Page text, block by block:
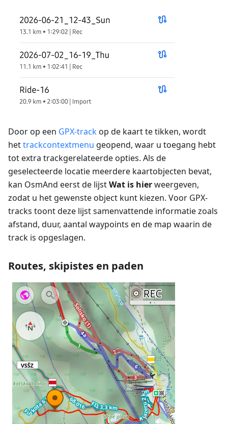
Door op een GPX-trackop de kaart te tikken, wordt
hettrackcontextmenu geopend, waar u toegang hebt
tot extra trackgerelateerde opties. Als de
geselecteerde locatie meerdere kaartobjecten bevat,
kan OsmAnd eerst de lijstWat is hierweergeven,
zodat u het gewenste object kunt kiezen. Voor GPX-
tracks toont deze lijst samenvattende informatie zoals
afstand, duur, aantal waypoints en de map waarin de
track is opgeslagen.
Routes, skipistes en paden